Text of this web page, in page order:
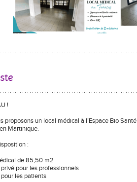
!
proposons un local médical à l’Espace Bio
Martinique.
:
de 85,50 m2
pour les professionnels
les patients